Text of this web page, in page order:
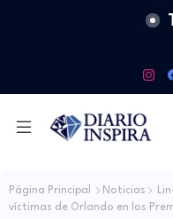
Página Principal Noticias
víctimas de Orlando en los